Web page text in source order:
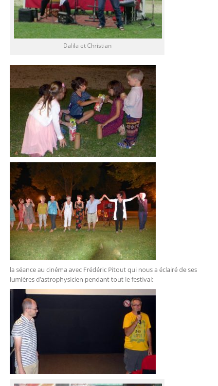
Dalila et Christian
la séance au cinéma avec Frédéric Pitout qui nous a éclairé de ses
lumières d’astrophysicien pendant tout le festival: